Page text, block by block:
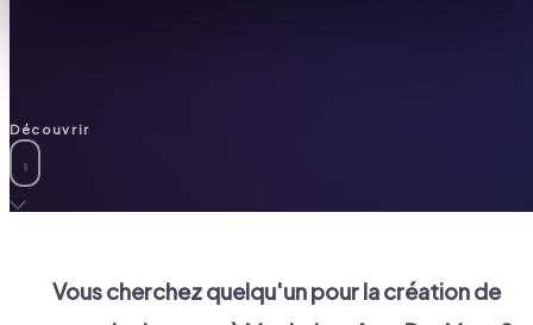
Découvrir
Vous cherchez quelqu'un pour la création de